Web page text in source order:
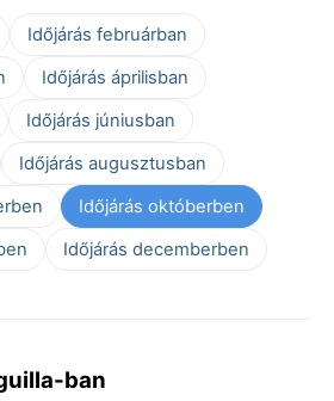
Időjárás februárban
Időjárás áprilisban
Időjárás júniusban
Időjárás augusztusban
Időjárás októberben
Időjárás decemberben
ban